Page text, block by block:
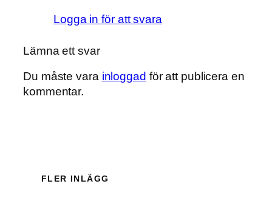
Logga in för att svara
Lämna ett svar
Du måste vara inloggad för att publicera en
kommentar.
FLER INLÄGG